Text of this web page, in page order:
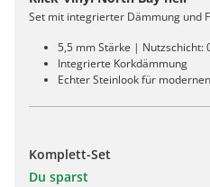
Set mit integrierter Dämmung und
5,5 mm Stärke | Nutzschicht:
Integrierte Korkdämmung
Echter Steinlook für
Komplett-Set
Du sparst